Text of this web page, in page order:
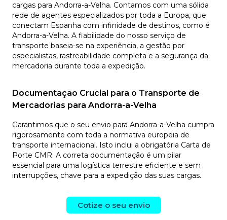
cargas para Andorra-a-Velha. Contamos com uma sólida
rede de agentes especializados por toda a Europa, que
conectam Espanha com infinidade de destinos, como é
Andorra-a-Velha. A fiabilidade do nosso serviço de
transporte baseia-se na experiência, a gestão por
especialistas, rastreabilidade completa e a segurança da
mercadoria durante toda a expedição.
Documentação Crucial para o Transporte de
Mercadorias para Andorra-a-Velha
Garantimos que o seu envio para Andorra-a-Velha cumpra
rigorosamente com toda a normativa europeia de
transporte internacional. Isto inclui a obrigatória Carta de
Porte CMR. A correta documentação é um pilar
essencial para uma logística terrestre eficiente e sem
interrupções, chave para a expedição das suas cargas.
Cotize o seu envio